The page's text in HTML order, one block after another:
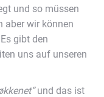
und so müssen
aber wir können
gibt den
uns auf unseren
und das ist